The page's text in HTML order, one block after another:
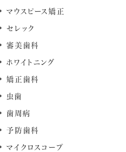
マウスピース矯正
セレック
審美歯科
ホワイトニング
矯正歯科
虫歯
歯周病
予防歯科
マイクロスコープ